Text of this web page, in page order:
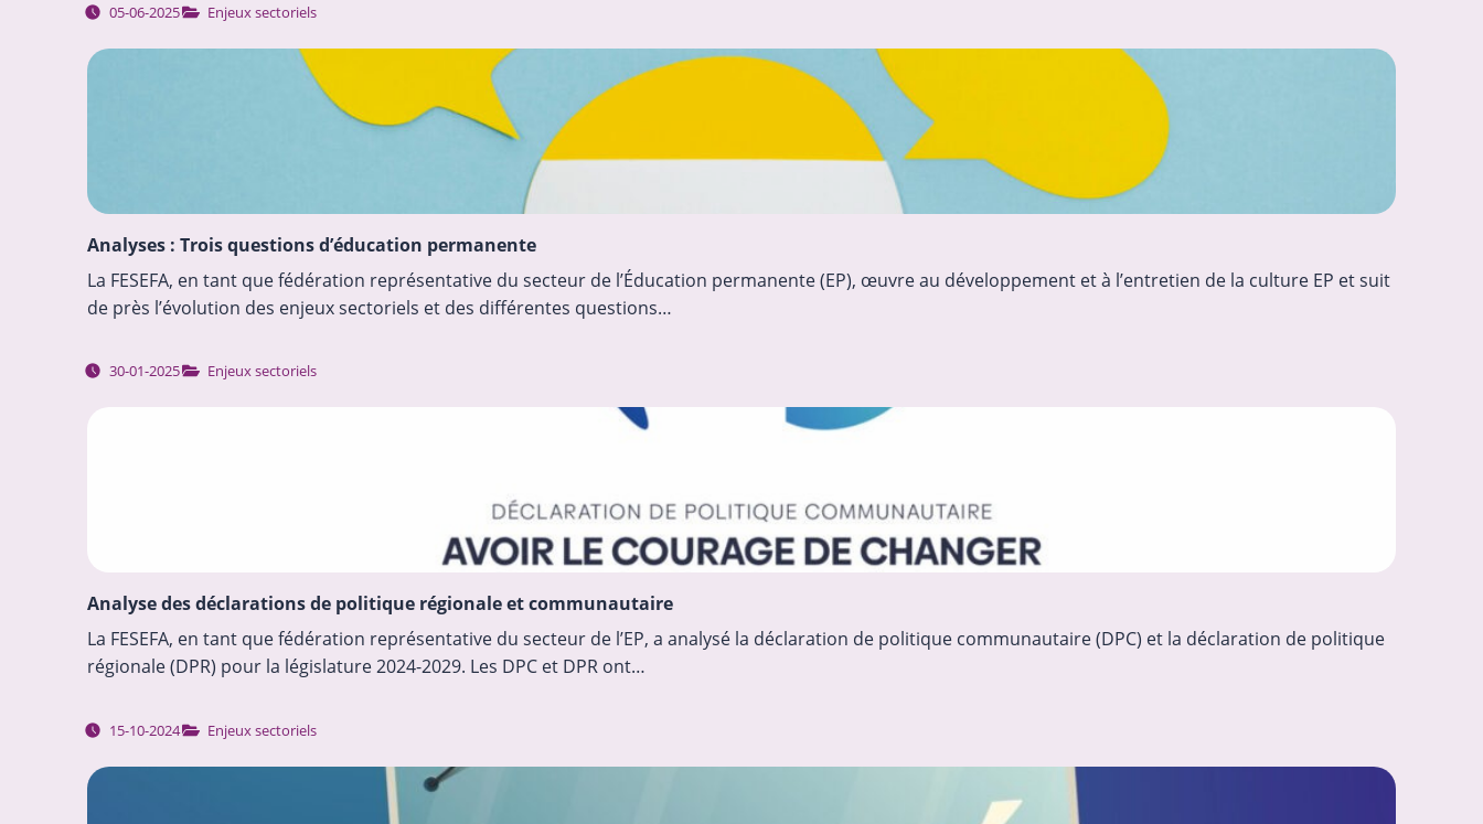
05-06-2025 Enjeux sectoriels
Analyses : Trois questions d’éducation permanente
La FESEFA, en tant que fédération représentative du secteur de l’Éducation permanente (EP), œuvre au développement et à l’entretien de la culture EP et suit
de près l’évolution des enjeux sectoriels et des différentes questions…
30-01-2025 Enjeux sectoriels
Analyse des déclarations de politique régionale et communautaire
La FESEFA, en tant que fédération représentative du secteur de l’EP, a analysé la déclaration de politique communautaire (DPC) et la déclaration de politique
régionale (DPR) pour la législature 2024-2029. Les DPC et DPR ont…
15-10-2024 Enjeux sectoriels